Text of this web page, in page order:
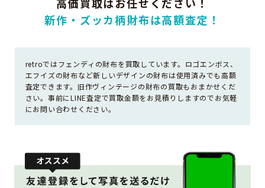
新作・ズッカ柄財布は高額査定！
retroではフェンディの財布を買取しています。ロゴエンボス、
エフイズの財布など新しいデザインの財布は使用済みでも高額
査定できます。旧作ヴィンテージの財布の買取もおまかせくだ
さい。事前にLINE査定で買取金額をお見積りしますのでお気軽
にお問い合わせください。